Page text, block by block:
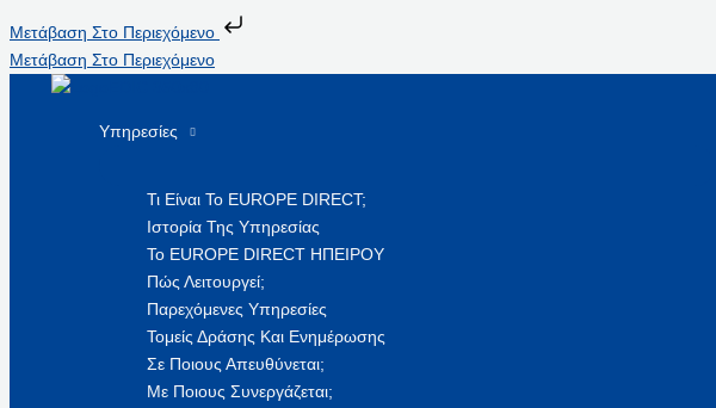
Μετάβαση Στο Περιεχόμενο
Μετάβαση Στο Περιεχόμενο
Υπηρεσίες
Τι Είναι Το EUROPE DIRECT;
Ιστορία Της Υπηρεσίας
Το EUROPE DIRECT ΗΠΕΙΡΟΥ
Πώς Λειτουργεί;
Παρεχόμενες Υπηρεσίες
Τομείς Δράσης Και Ενημέρωσης
Σε Ποιους Απευθύνεται;
Με Ποιους Συνεργάζεται;